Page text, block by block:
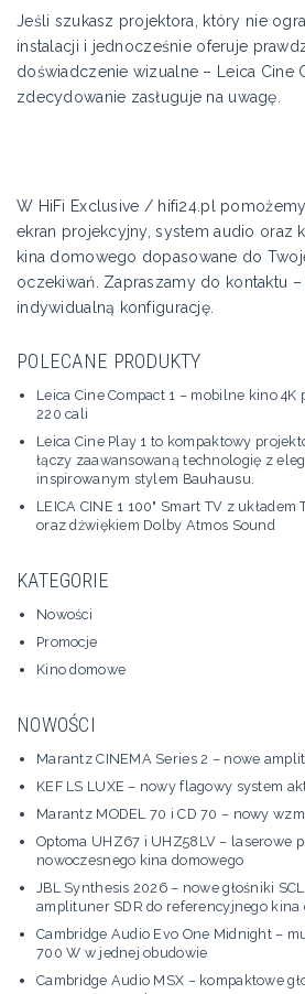
Jeśli szukasz projektora, który nie
instalacji i jednocześnie oferuje
doświadczenie wizualne – Leica Cine
zdecydowanie zasługuje na uwagę.
W HiFi Exclusive / hifi24.pl
ekran projekcyjny, system audio oraz
kina domowego dopasowane do
oczekiwań. Zapraszamy do kontaktu
indywidualną konfigurację.
POLECANE PRODUKTY
Leica Cine Compact 1 – mobilne kino
220 cali
Leica Cine Play 1 to kompaktowy
łączy zaawansowaną technologię z
inspirowanym stylem Bauhausu.
LEICA CINE 1 100" Smart TV z układem
oraz dźwiękiem Dolby Atmos Sound
KATEGORIE
Nowości
Promocje
Kino domowe
NOWOŚCI
Marantz CINEMA Series 2 – nowe
KEF LS LUXE – nowy flagowy system
Marantz MODEL 70 i CD 70 – nowy
Optoma UHZ67 i UHZ58LV – laserowe
nowoczesnego kina domowego
JBL Synthesis 2026 – nowe głośniki
amplituner SDR do referencyjnego kina
Cambridge Audio Evo One Midnight –
700 W w jednej obudowie
Cambridge Audio MSX – kompaktowe